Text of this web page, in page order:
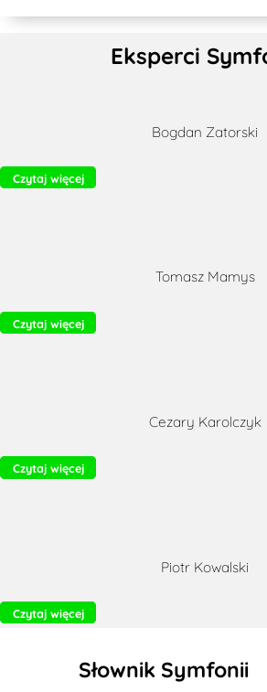
Eksperci
Bogdan Zatorski
Czytaj więcej
Tomasz Mamys
Czytaj więcej
Cezary Karolczyk
Czytaj więcej
Piotr Kowalski
Czytaj więcej
Słownik Symfonii